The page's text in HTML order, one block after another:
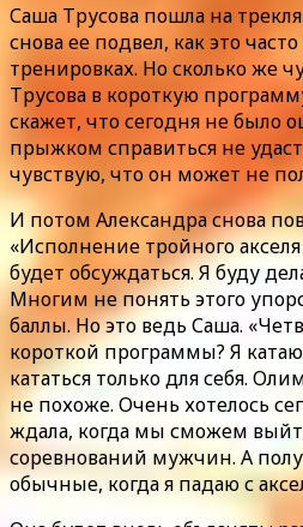
Саша Трусова пошла на
снова ее подвел, как это
тренировках. Но сколько же
Трусова в короткую
скажет, что сегодня не было
прыжком справиться не
чувствую, что он может не
И потом Александра снова
«Исполнение тройного
будет обсуждаться. Я буду
Многим не понять этого
баллы. Но это ведь Саша.
короткой программы? Я
кататься только для себя.
не похоже. Очень хотелось
ждала, когда мы сможем
соревнований мужчин. А
обычные, когда я падаю с